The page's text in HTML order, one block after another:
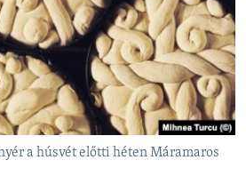
a húsvét előtti héten Máramaros